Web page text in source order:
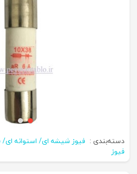
دسته‌بندی : فیوز شیشه ای/ استوانه
فیوز